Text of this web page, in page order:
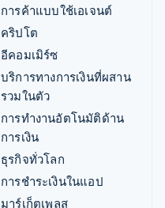
การค้าแบบใช้เอเจนต์
คริปโต
อีคอมเมิร์ซ
บริการทางการเงินที่ผสาน
รวมในตัว
การทำงานอัตโนมัติด้าน
การเงิน
ธุรกิจทั่วโลก
การชำระเงินในแอป
มาร์เก็ตเพลส